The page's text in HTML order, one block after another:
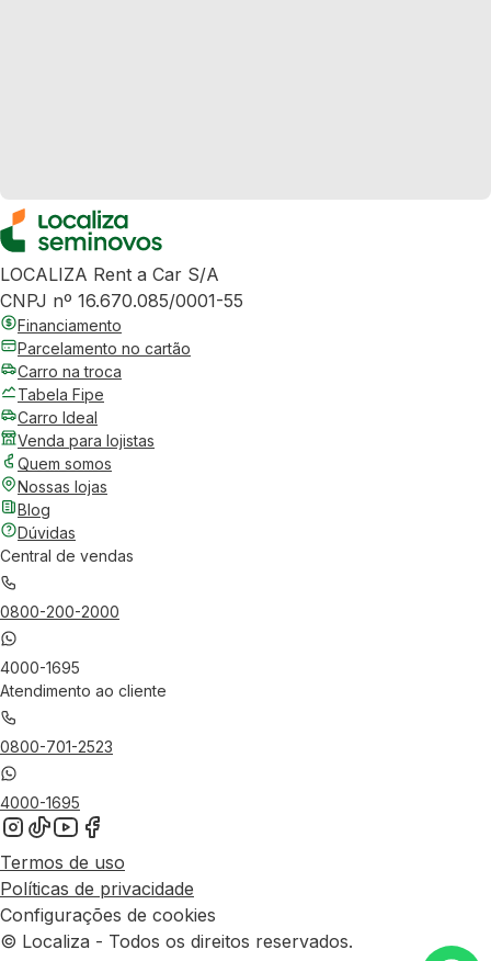
LOCALIZA Rent a Car S/A
CNPJ nº 16.670.085/0001-55
Financiamento
Parcelamento no cartão
Carro na troca
Tabela Fipe
Carro Ideal
Venda para lojistas
Quem somos
Nossas lojas
Blog
Dúvidas
Central de vendas
0800-200-2000
4000-1695
Atendimento ao cliente
0800-701-2523
4000-1695
Termos de uso
Políticas de privacidade
Configurações de cookies
© Localiza - Todos os direitos reservados.